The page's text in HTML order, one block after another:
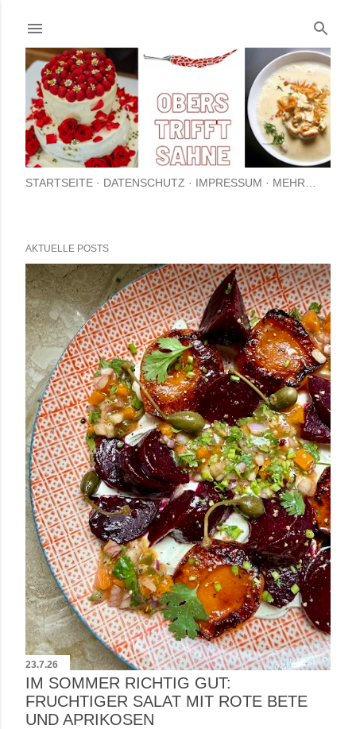
STARTSEITE DATENSCHUTZ IMPRESSUM MEHR…
P
o
s
t
s
AKTUELLE POSTS
23.7.26
IM SOMMER RICHTIG GUT:
FRUCHTIGER SALAT MIT ROTE BETE
UND APRIKOSEN